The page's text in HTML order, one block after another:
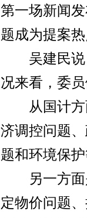
第一场新闻
题成为提案热
吴建民说
况来看，委
从国计方
济调控问题
题和环境保护
另一方面
定物价问题